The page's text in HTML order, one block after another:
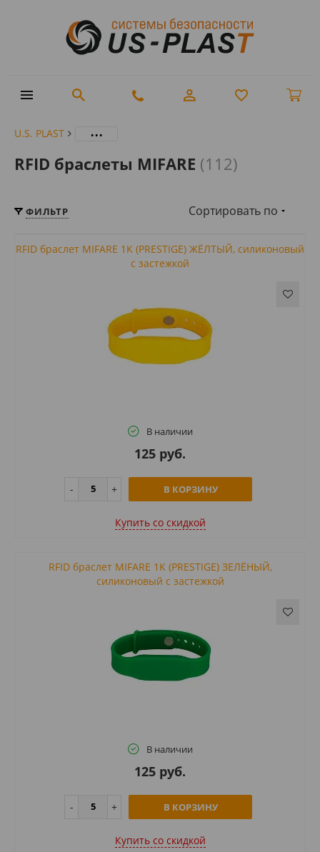
U.S. PLAST ...
RFID браслеты MIFARE (112)
ФИЛЬТР Сортировать по
RFID браслет MIFARE 1K (PRESTIGE) ЖЁЛТЫЙ, силиконовый
с застежкой
В наличии
125 руб.
В КОРЗИНУ
Купить cо скидкой
RFID браслет MIFARE 1K (PRESTIGE) ЗЕЛЁНЫЙ,
силиконовый с застежкой
В наличии
125 руб.
В КОРЗИНУ
Купить cо скидкой